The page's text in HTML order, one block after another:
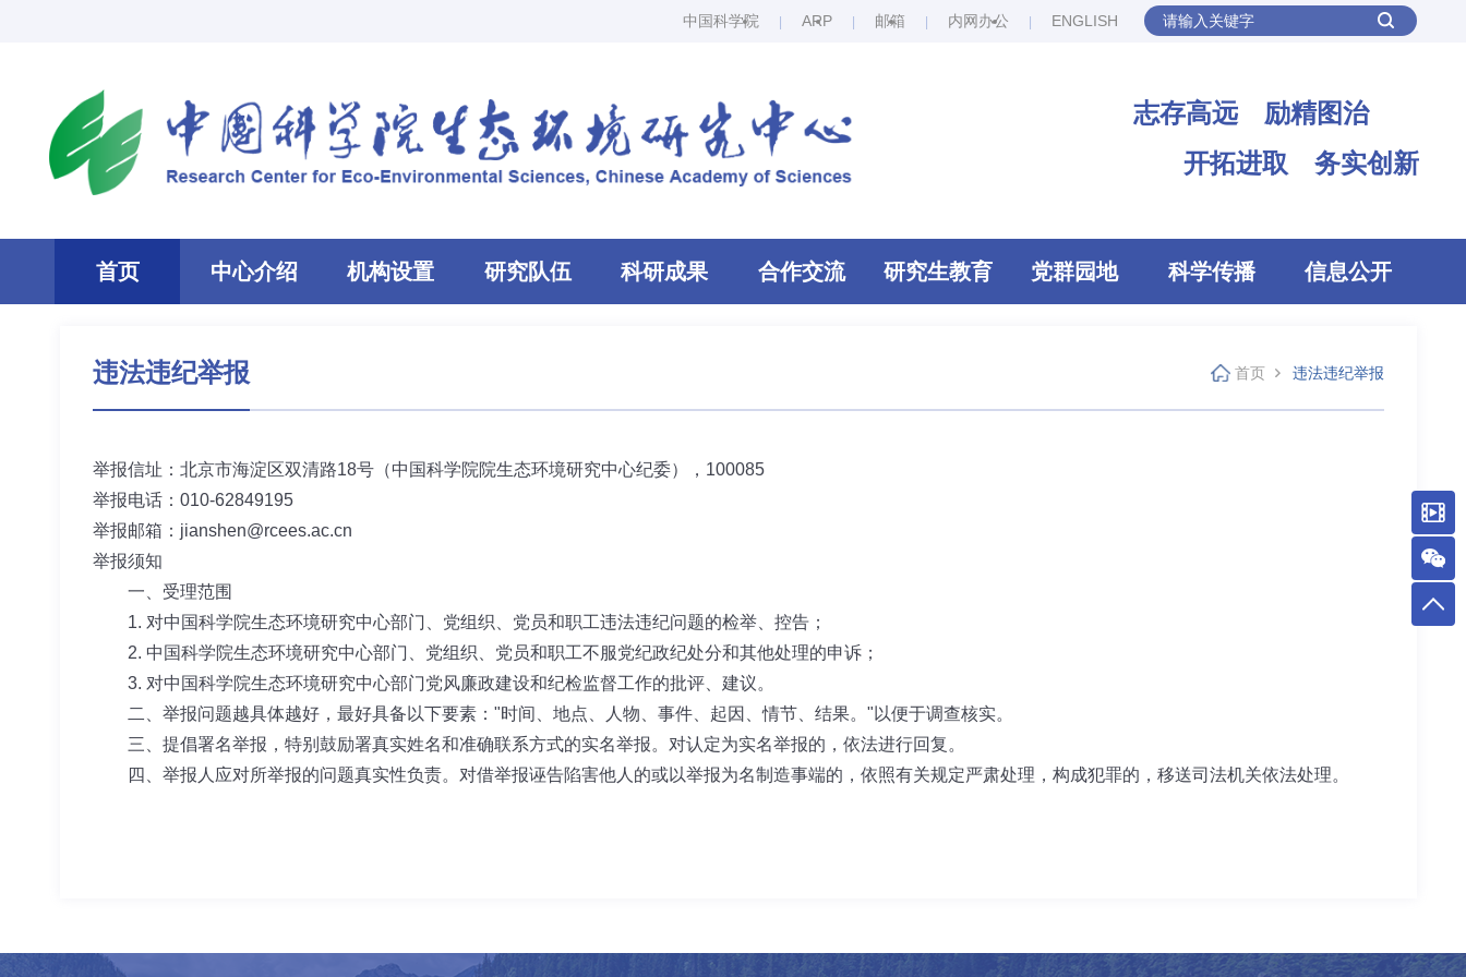
中国科学院 ARP 邮箱 内网办公 ENGLISH
志存高远 励精图治
开拓进取 务实创新
首页 中心介绍 机构设置 研究队伍 科研成果 合作交流 研究生教育 党群园地 科学传播 信息公开
违法违纪举报 首页 违法违纪举报
举报信址：北京市海淀区双清路18号（中国科学院院生态环境研究中心纪委），100085
举报电话：010-62849195
举报邮箱：jianshen@rcees.ac.cn
举报须知
一、受理范围
1. 对中国科学院生态环境研究中心部门、党组织、党员和职工违法违纪问题的检举、控告；
2. 中国科学院生态环境研究中心部门、党组织、党员和职工不服党纪政纪处分和其他处理的申诉；
3. 对中国科学院生态环境研究中心部门党风廉政建设和纪检监督工作的批评、建议。
二、举报问题越具体越好，最好具备以下要素："时间、地点、人物、事件、起因、情节、结果。"以便于调查核实。
三、提倡署名举报，特别鼓励署真实姓名和准确联系方式的实名举报。对认定为实名举报的，依法进行回复。
四、举报人应对所举报的问题真实性负责。对借举报诬告陷害他人的或以举报为名制造事端的，依照有关规定严肃处理，构成犯罪的，移送司法机关依法处理。